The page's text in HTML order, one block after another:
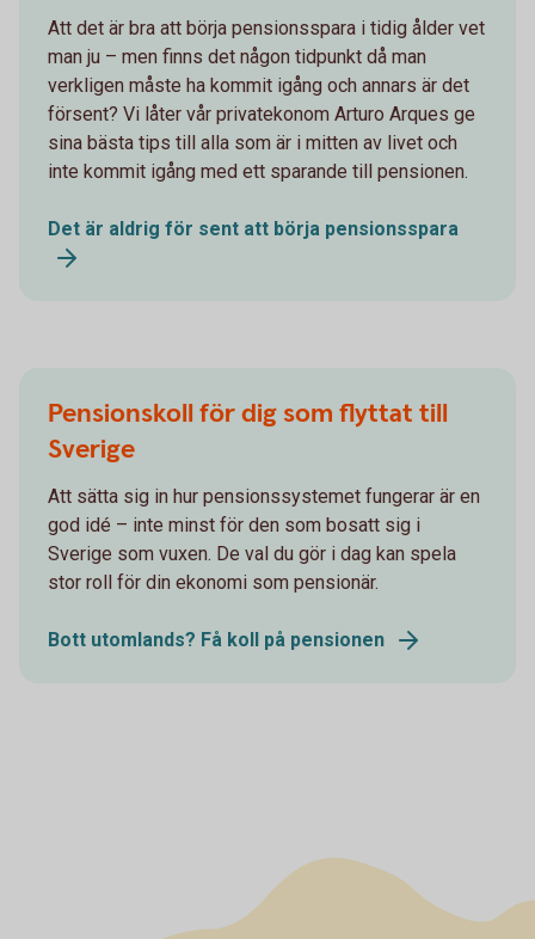
Att det är bra att börja pensionsspara i tidig ålder vet
man ju – men finns det någon tidpunkt då man
verkligen måste ha kommit igång och annars är det
försent? Vi låter vår privatekonom Arturo Arques ge
sina bästa tips till alla som är i mitten av livet och
inte kommit igång med ett sparande till pensionen.
Det är aldrig för sent att börja pensionsspara
Pensionskoll för dig som flyttat till
Sverige
Att sätta sig in hur pensionssystemet fungerar är en
god idé – inte minst för den som bosatt sig i
Sverige som vuxen. De val du gör i dag kan spela
stor roll för din ekonomi som pensionär.
Bott utomlands? Få koll på pensionen